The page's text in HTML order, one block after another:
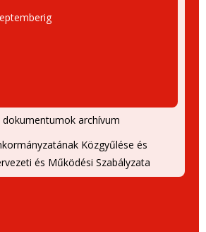
dokumentumok archívum
Közgyűlése és
és Működési Szabályzata